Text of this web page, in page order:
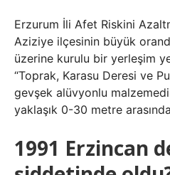
Erzurum İli Afet Riskini
Aziziye ilçesinin büyük
üzerine kurulu bir yerleşim
“Toprak, Karasu Deresi ve
gevşek alüvyonlu
yaklaşık 0-30 metre
1991 Erzincan